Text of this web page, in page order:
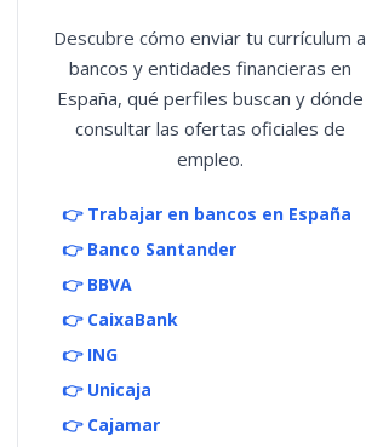
Descubre cómo enviar tu currículum a
bancos y entidades financieras en
España, qué perfiles buscan y dónde
consultar las ofertas oficiales de
empleo.
👉 Trabajar en bancos en España
👉 Banco Santander
👉 BBVA
👉 CaixaBank
👉 ING
👉 Unicaja
👉 Cajamar